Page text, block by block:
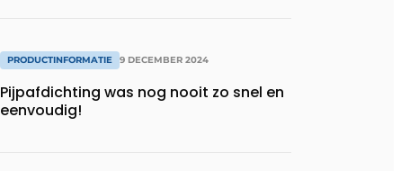
PRODUCTINFORMATIE 9 DECEMBER 2024
Pijpafdichting was nog nooit zo snel en
eenvoudig!